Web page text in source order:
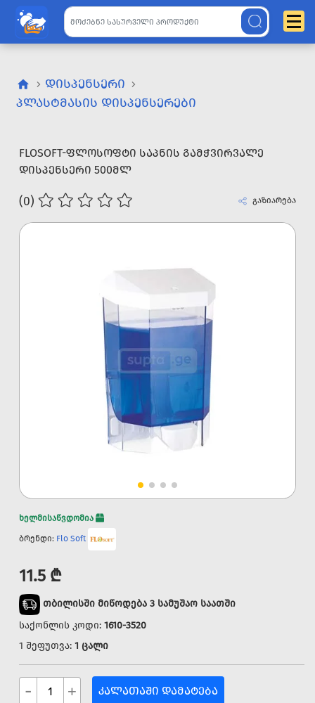
ᲓᲘᲡᲞᲔᲜᲡᲔᲠᲘ
ᲞᲚᲐᲡᲢᲛᲐᲡᲘᲡ ᲓᲘᲡᲞᲔᲜᲡᲔᲠᲔᲑᲘ
FLOSOFT-ᲤᲚᲝᲡᲝᲤᲢᲘ ᲡᲐᲞᲜᲘᲡ ᲒᲐᲛᲭᲕᲘᲠᲕᲐᲚᲔ
ᲓᲘᲡᲞᲔᲜᲡᲔᲠᲘ 500ᲛᲚ
(0) გაზიარება
ხელმისაწვდომია
ბრენდი: Flo Soft
11.5 ₾
თბილისში მიწოდება 3 სამუშაო საათში
საქონლის კოდი: 1610-3520
1 შეფუთვა: 1 ცალი
- + ᲙᲐᲚᲐᲗᲐᲨᲘ ᲓᲐᲛᲐᲢᲔᲑᲐ